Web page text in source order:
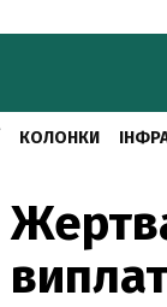
КОЛОНКИ